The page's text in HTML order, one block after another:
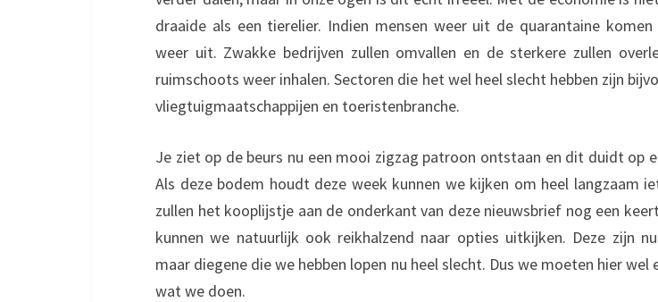
draaide als een tierelier. Indien mensen weer uit de quarantaine
weer uit. Zwakke bedrijven zullen omvallen en de sterkere zullen
ruimschoots weer inhalen. Sectoren die het wel heel slecht hebben zijn
vliegtuigmaatschappijen en toeristenbranche.
Je ziet op de beurs nu een mooi zigzag patroon ontstaan en dit duidt op
Als deze bodem houdt deze week kunnen we kijken om heel langzaam
zullen het kooplijstje aan de onderkant van deze nieuwsbrief nog een
kunnen we natuurlijk ook reikhalzend naar opties uitkijken. Deze zijn
maar diegene die we hebben lopen nu heel slecht. Dus we moeten hier
wat we doen.